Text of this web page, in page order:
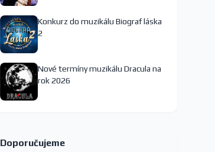
Konkurz do muzikálu Biograf láska
2
Nové termíny muzikálu Dracula na
rok 2026
Doporučujeme